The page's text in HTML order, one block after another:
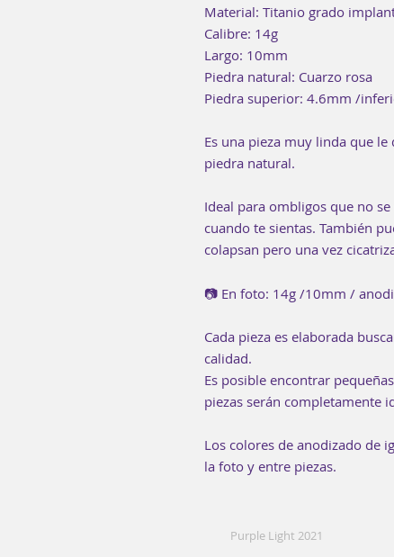
Material: Titanio grado
Calibre: 14g
Largo: 10mm
Piedra natural: Cuarzo rosa
Piedra superior: 4.6mm /
Es una pieza muy linda que
piedra natural.
Ideal para ombligos que no
cuando te sientas. También
colapsan pero una vez
📷 En foto: 14g /10mm /
Cada pieza es elaborada
calidad.
Es posible encontrar
piezas serán completamente
Los colores de anodizado de
la foto y entre piezas.
Purple Light 2021